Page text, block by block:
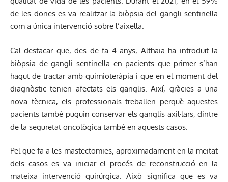
de les dones es va realitzar la biòpsia del gangli sentinella
com a única intervenció sobre l’aixella.
Cal destacar que, des de fa 4 anys, Althaia ha introduït la
biòpsia de gangli sentinella en pacients que primer s’han
hagut de tractar amb quimioteràpia i que en el moment del
diagnòstic tenien afectats els ganglis. Així, gràcies a una
nova tècnica, els professionals treballen perquè aquestes
pacients també puguin conservar els ganglis axil·lars, dintre
de la seguretat oncològica també en aquests casos.
Pel que fa a les mastectomies, aproximadament en la meitat
dels casos es va iniciar el procés de reconstrucció en la
mateixa intervenció quirúrgica. Això significa que es va